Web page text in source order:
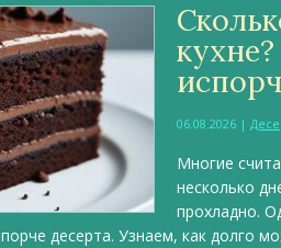
06.08.2026 |
Многие
несколько
прохладно.
десерта. Узнаем, как долго